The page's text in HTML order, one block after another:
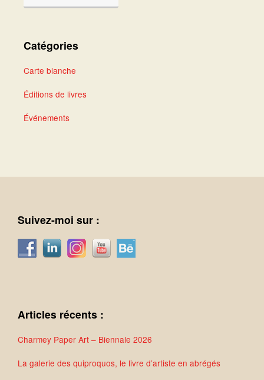
Catégories
Carte blanche
Éditions de livres
Événements
Suivez-moi sur :
Articles récents :
Charmey Paper Art – Biennale 2026
La galerie des quiproquos, le livre d’artiste en abrégés